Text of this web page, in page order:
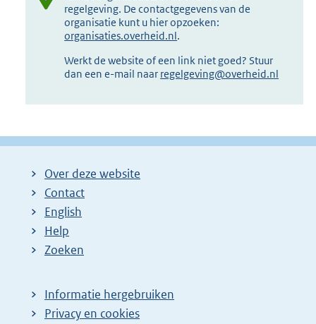
regelgeving. De contactgegevens van de
organisatie kunt u hier opzoeken:
organisaties.overheid.nl.
Werkt de website of een link niet goed? Stuur
dan een e-mail naar regelgeving@overheid.nl
Over deze website
Contact
English
Help
Zoeken
Informatie hergebruiken
Privacy en cookies